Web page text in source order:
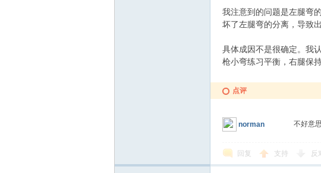
我注意到的问题是左腿弯
坏了左腿弯的分离，导致
具体成因不是很确定。我
枪小弯练习平衡，右腿保持
点评
norman 不好意
回复 支持 反